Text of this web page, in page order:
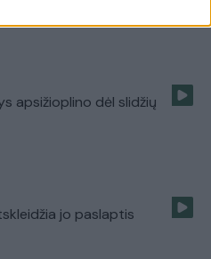
apsižioplino dėl slidžių
jo paslaptis